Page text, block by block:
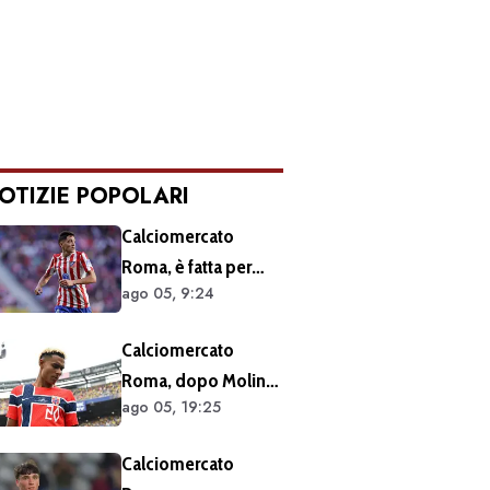
POPOLARI
Calciomercato
Roma, è fatta per
Molina: atteso
ago 05, 9:24
Calciomercato
Roma, dopo Molina
si accelera sugli
prossimi obiettivi
ago 05, 19:25
Calciomercato